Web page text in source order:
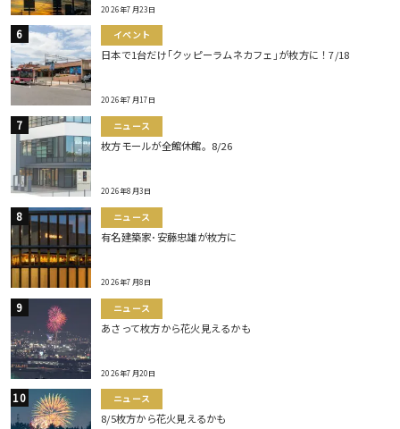
2026年7月23日
イベント
日本で1台だけ｢クッピーラムネカフェ｣が枚方に！7/18
2026年7月17日
ニュース
枚方モールが全館休館。8/26
2026年8月3日
ニュース
有名建築家･安藤忠雄が枚方に
2026年7月8日
ニュース
あさって枚方から花火見えるかも
2026年7月20日
ニュース
8/5枚方から花火見えるかも